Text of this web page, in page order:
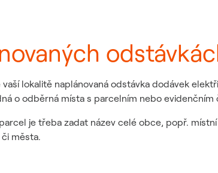
lokalitě naplánovaná odstávka dodávek
o odběrná místa s parcelním nebo evidenčním
je třeba zadat název celé obce, popř.
města.